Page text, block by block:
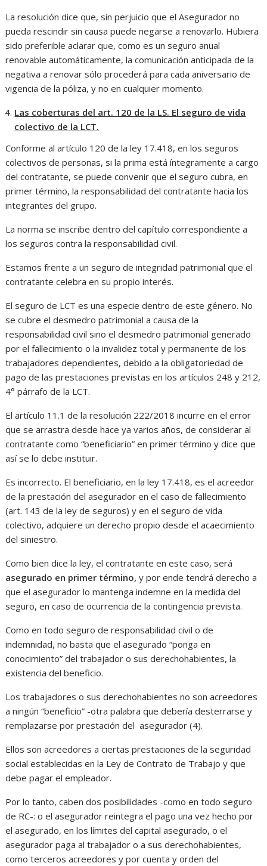
La resolución dice que, sin perjuicio que el Asegurador no
pueda rescindir sin causa puede negarse a renovarlo. Hubiera
sido preferible aclarar que, como es un seguro anual
renovable automáticamente, la comunicación anticipada de la
negativa a renovar sólo procederá para cada aniversario de
vigencia de la póliza, y no en cualquier momento.
Las coberturas del art. 120 de la LS. El seguro de vida
colectivo de la LCT.
Conforme al artículo 120 de la ley 17.418, en los seguros
colectivos de personas, si la prima está íntegramente a cargo
del contratante, se puede convenir que el seguro cubra, en
primer término, la responsabilidad del contratante hacia los
integrantes del grupo.
La norma se inscribe dentro del capítulo correspondiente a
los seguros contra la responsabilidad civil.
Estamos frente a un seguro de integridad patrimonial que el
contratante celebra en su propio interés.
El seguro de LCT es una especie dentro de este género. No
se cubre el desmedro patrimonial a causa de la
responsabilidad civil sino el desmedro patrimonial generado
por el fallecimiento o la invalidez total y permanente de los
trabajadores dependientes, debido a la obligatoriedad de
pago de las prestaciones previstas en los artículos 248 y 212,
4° párrafo de la LCT.
El artículo 11.1 de la resolución 222/2018 incurre en el error
que se arrastra desde hace ya varios años, de considerar al
contratante como “beneficiario” en primer término y dice que
así se lo debe instituir.
Es incorrecto. El beneficiario, en la ley 17.418, es el acreedor
de la prestación del asegurador en el caso de fallecimiento
(art. 143 de la ley de seguros) y en el seguro de vida
colectivo, adquiere un derecho propio desde el acaecimiento
del siniestro.
Como bien dice la ley, el contratante en este caso, será
asegurado en primer término,y por ende tendrá derecho a
que el asegurador lo mantenga indemne en la medida del
seguro, en caso de ocurrencia de la contingencia prevista.
Como en todo seguro de responsabilidad civil o de
indemnidad, no basta que el asegurado “ponga en
conocimiento” del trabajador o sus derechohabientes, la
existencia del beneficio.
Los trabajadores o sus derechohabientes no son acreedores
a ningún “beneficio” -otra palabra que debería desterrarse y
remplazarse por prestación del asegurador (4).
Ellos son acreedores a ciertas prestaciones de la seguridad
social establecidas en la Ley de Contrato de Trabajo y que
debe pagar el empleador.
Por lo tanto, caben dos posibilidades -como en todo seguro
de RC-: o el asegurador reintegra el pago una vez hecho por
el asegurado, en los límites del capital asegurado, o el
asegurador paga al trabajador o a sus derechohabientes,
como terceros acreedores y por cuenta y orden del